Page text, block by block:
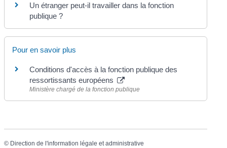
Un étranger peut-il travailler dans la fonction
publique ?
Pour en savoir plus
Conditions d'accès à la fonction publique des
ressortissants européens
Ministère chargé de la fonction publique
© Direction de l'information légale et administrative